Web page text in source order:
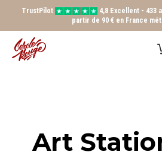
TrustPilot
4,8 Excellent - 433
partir de 90 € en France
Art